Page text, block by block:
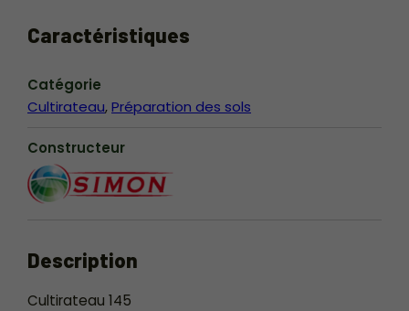
Caractéristiques
Catégorie
Cultirateau Préparation des sols
Constructeur
Description
Cultirateau 145